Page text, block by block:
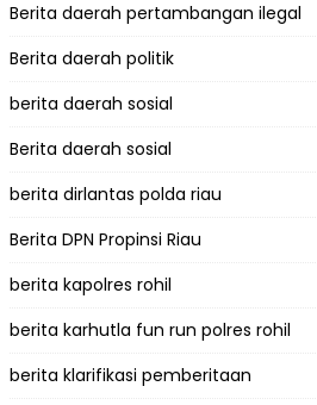
Berita daerah pertambangan ilegal
Berita daerah politik
berita daerah sosial
Berita daerah sosial
berita dirlantas polda riau
Berita DPN Propinsi Riau
berita kapolres rohil
berita karhutla fun run polres rohil
berita klarifikasi pemberitaan